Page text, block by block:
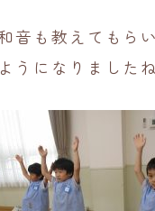
音も教えてもら
うになりましたね